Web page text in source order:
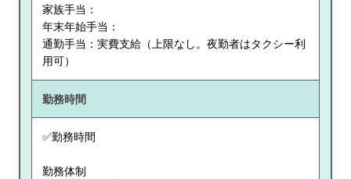
家族手当：
年末年始手当：
通勤手当：実費支給（上限なし。夜勤者はタクシー利
用可）
勤務時間
✅勤務時間
勤務体制